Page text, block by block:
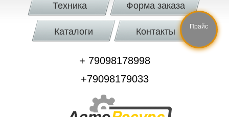
Техника Форма заказа
Каталоги Контакты
+ 79098178998
+79098179033
Прайс